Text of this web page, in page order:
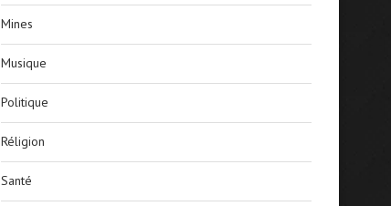
Mines
Musique
Politique
Réligion
Santé